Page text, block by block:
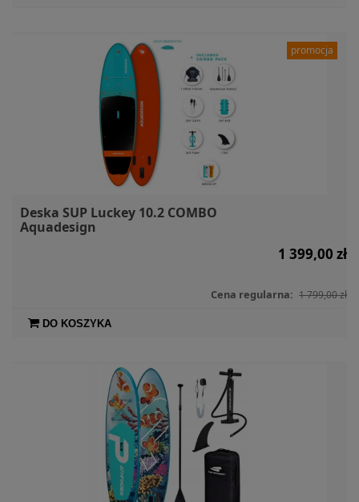
Deska SUP Luckey 10.2 COMBO
Aquadesign
1 399,00 zł
Cena regularna: 1 799,00 zł
DO KOSZYKA
promocja